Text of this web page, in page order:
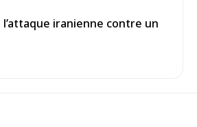
l’attaque iranienne contre un